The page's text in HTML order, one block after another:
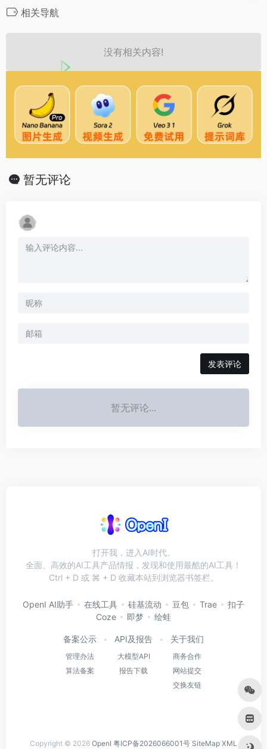
相关导航
没有相关内容!
暂无评论
发表评论
暂无评论...
打开我，进入AI时代。
全面、高效的AI工具产品情报，发现和使用最酷的AI工具！
Ctrl + D 或 ⌘ + D 收藏本站到浏览器书签栏。
OpenI AI助手 在线工具 硅基流动 豆包 Trae
扣子
Coze
即梦 绘蛙
备案公示
管理办法
算法备案
API及报告
大模型API
报告下载
关于我们
商务合作
网站提交
交换友链
Copyright © 2026 OpenI 粤ICP备2026066001号 SiteMap XML